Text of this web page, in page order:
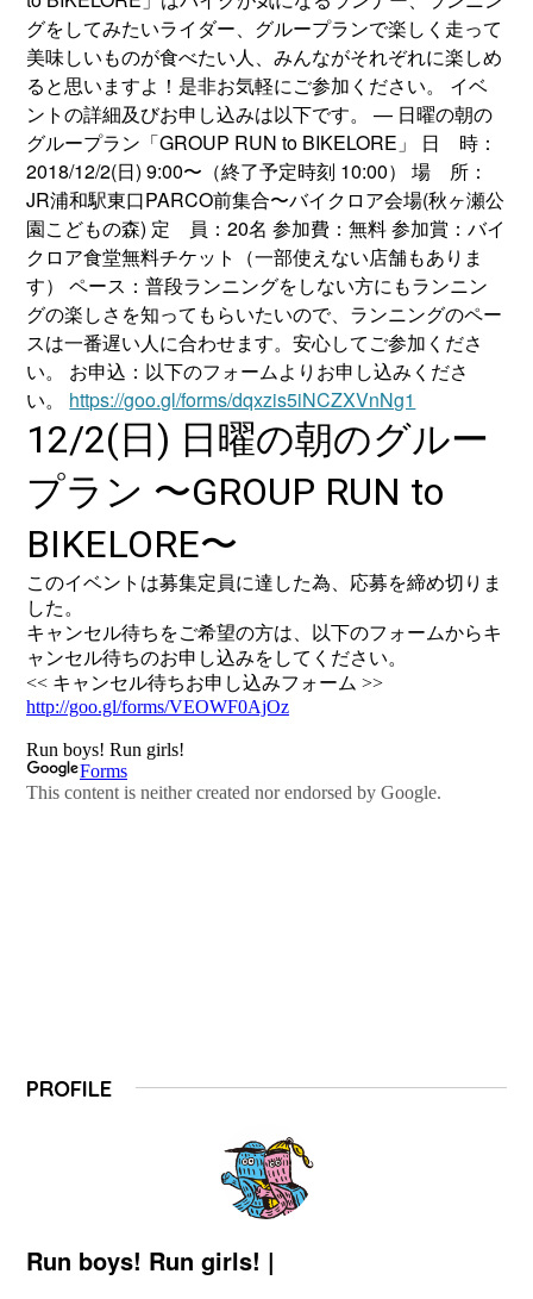
グをしてみたいライダー、グループランで楽しく走って
美味しいものが食べたい人、みんながそれぞれに楽しめ
ると思いますよ！是非お気軽にご参加ください。 イベ
ントの詳細及びお申し込みは以下です。 — 日曜の朝の
グループラン「GROUP RUN to BIKELORE」 日 時：
2018/12/2(日) 9:00〜（終了予定時刻 10:00） 場 所：
JR浦和駅東口PARCO前集合〜バイクロア会場(秋ヶ瀬公
園こどもの森) 定 員：20名 参加費：無料 参加賞：バイ
クロア食堂無料チケット（一部使えない店舗もありま
す） ペース：普段ランニングをしない方にもランニン
グの楽しさを知ってもらいたいので、ランニングのペー
スは一番遅い人に合わせます。安心してご参加くださ
い。 お申込：以下のフォームよりお申し込みくださ
い。 https://goo.gl/forms/dqxzis5iNCZXVnNg1
PROFILE
Run boys! Run girls! |